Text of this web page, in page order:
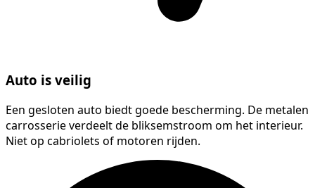
Auto is veilig
Een gesloten auto biedt goede bescherming. De metalen
carrosserie verdeelt de bliksemstroom om het interieur.
Niet op cabriolets of motoren rijden.